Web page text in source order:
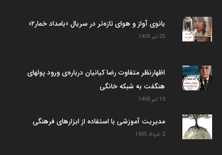
بانوی آواز و هوای تازه‌تر در سریال «بامداد خمار۲»
25 تیر 1405
اظهارنظر متفاوت رضا کیانیان درباره‌ی ورود پولهای
هنگفت به شبکه خانگی
19 تیر 1405
مدیریت آموزشی با استفاده از ابزارهای فرهنگی
2 خرداد 1405